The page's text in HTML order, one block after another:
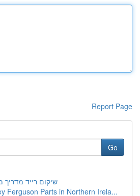
Report Page
Go
שיקום רייד
Ferguson Parts in Northern Irela...